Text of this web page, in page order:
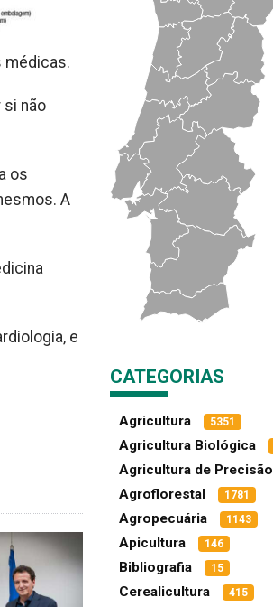
médicas.
não
os
A
e
CATEGORIAS
Agricultura 5351
Agricultura Biológica
Agricultura de Precisão
Agroflorestal 1781
Agropecuária 1143
Apicultura 146
Bibliografia 15
Cerealicultura 415